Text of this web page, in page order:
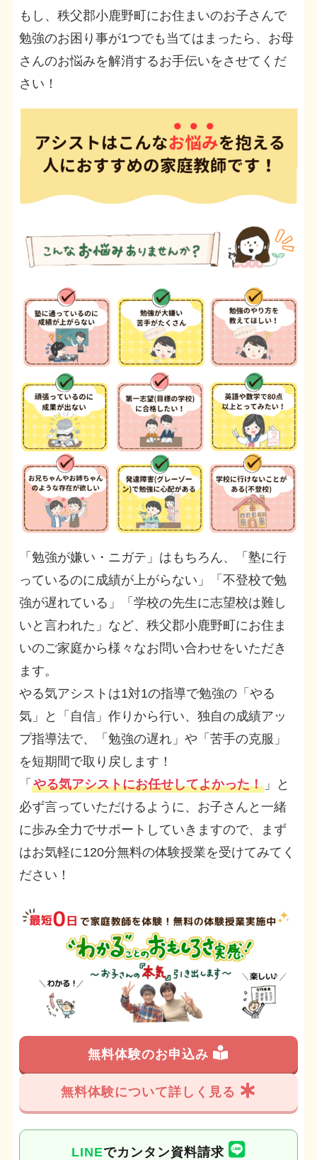
もし、秩父郡小鹿野町にお住まいのお子さんで
勉強のお困り事が1つでも当てはまったら、お母
さんのお悩みを解消するお手伝いをさせてくだ
さい！
「勉強が嫌い・ニガテ」はもちろん、「塾に行
っているのに成績が上がらない」「不登校で勉
強が遅れている」「学校の先生に志望校は難し
いと言われた」など、秩父郡小鹿野町にお住ま
いのご家庭から様々なお問い合わせをいただき
ます。
やる気アシストは1対1の指導で勉強の「やる
気」と「自信」作りから行い、独自の成績アッ
プ指導法で、「勉強の遅れ」や「苦手の克服」
を短期間で取り戻します！
「 やる気アシストにお任せしてよかった！」と
必ず言っていただけるように、お子さんと一緒
に歩み全力でサポートしていきますので、まず
はお気軽に120分無料の体験授業を受けてみてく
ださい！
無料体験のお申込み
無料体験について詳しく見る
LINEでカンタン資料請求